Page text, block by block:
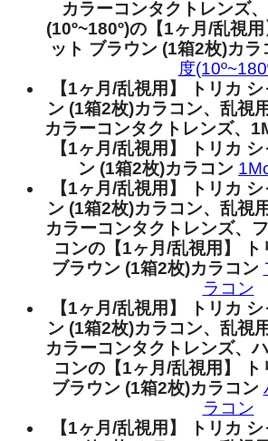
カラーコンタクトレンズ
(10º~180º)の【1ヶ月/乱視
ット ブラウン (1箱2枚)カラ
度
【1ヶ月/乱視用】 トリカ
ン (1箱2枚)カラコン、乱視
カラーコンタクトレンズ、
【1ヶ月/乱視用】 トリカ
ン (1箱2枚)カラコン
【1ヶ月/乱視用】 トリカ
ン (1箱2枚)カラコン、乱視
カラーコンタクトレンズ、
コンの【1ヶ月/乱視用】 ト
ブラウン (1箱2枚)カラコン
ラコン
【1ヶ月/乱視用】 トリカ
ン (1箱2枚)カラコン、乱視
カラーコンタクトレンズ、
コンの【1ヶ月/乱視用】 ト
ブラウン (1箱2枚)カラコン
ラコン
【1ヶ月/乱視用】 トリカ